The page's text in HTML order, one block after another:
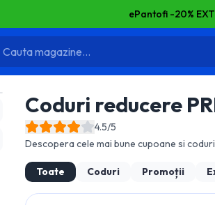
ePantofi -20%
Coduri reducere
4.5/5
Descopera cele mai bune cupoane si
Toate Coduri Promoții